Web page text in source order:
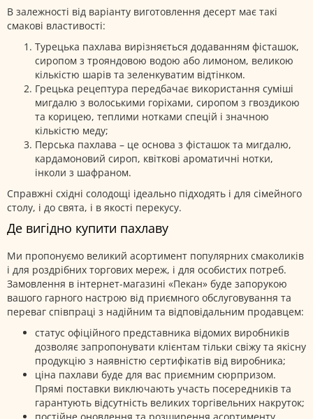
В залежності від варіанту виготовлення десерт має такі
смакові властивості:
Турецька пахлава вирізняється додаванням фісташок,
сиропом з трояндовою водою або лимоном, великою
кількістю шарів та зеленкуватим відтінком.
Грецька рецептура передбачає використання суміші
мигдалю з волоськими горіхами, сиропом з гвоздикою
та корицею, теплими нотками спецій і значною
кількістю меду;
Перська пахлава – це основа з фісташок та мигдалю,
кардамоновий сироп, квіткові ароматичні нотки,
інколи з шафраном.
Справжні східні солодощі ідеально підходять і для сімейного
столу, і до свята, і в якості перекусу.
Де вигідно купити пахлаву
Ми пропонуємо великий асортимент популярних смаколиків
і для роздрібних торгових мереж, і для особистих потреб.
Замовлення в інтернет-магазині «Пекан» буде запорукою
вашого гарного настрою від приємного обслуговування та
переваг співпраці з надійним та відповідальним продавцем:
статус офіційного представника відомих виробників
дозволяє запропонувати клієнтам тільки свіжу та якісну
продукцію з наявністю сертифікатів від виробника;
ціна пахлави буде для вас приємним сюрпризом.
Прямі поставки виключають участь посередників та
гарантують відсутність великих торгівельних накруток;